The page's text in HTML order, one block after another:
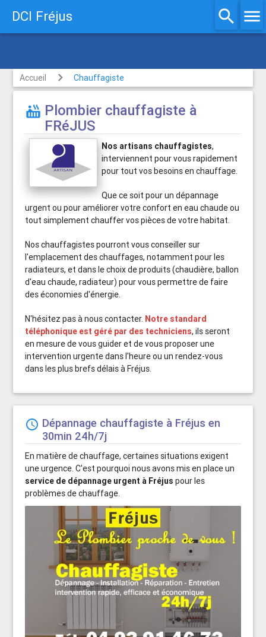
DCI Fréjus search menu
Accueil Chauffagiste
 Plombier chauffagiste à
FRéJUS
Nos artisans chauffagistes,
interviennent pour vous rapidement
pour tout vos besoins en chauffage.
Que ce soit pour un dépannage
urgent ou pour améliorer votre confort en eau chaude ou
tout simplement chauffer vos pièces de votre habitat.
Nos chauffagistes pourront vous conseiller sur
l'emplacement des chauffages, notamment pour les
radiateurs, et dans le choix de produits (chaudière, ballon
d'eau chaude, radiateur) pour vous permettre de faire
des économies d'énergie.
N'hésitez pas à nous contacter. Notre standard
téléphonique est géré par des techniciens, ils seront
en mesure de vous guider et de vous proposer une
intervention urgente dans l'heure ou un rendez-vous
dans les plus brefs délais à Fréjus.
schedule Dépannage chauffagiste à Fréjus en
30min 24h/7j
En matière de chauffage, certaines situations exigent
une urgence. C'est pourquoi nous avons mis en place un
service de dépannage urgent à Fréjus pour les
problèmes de chauffage.